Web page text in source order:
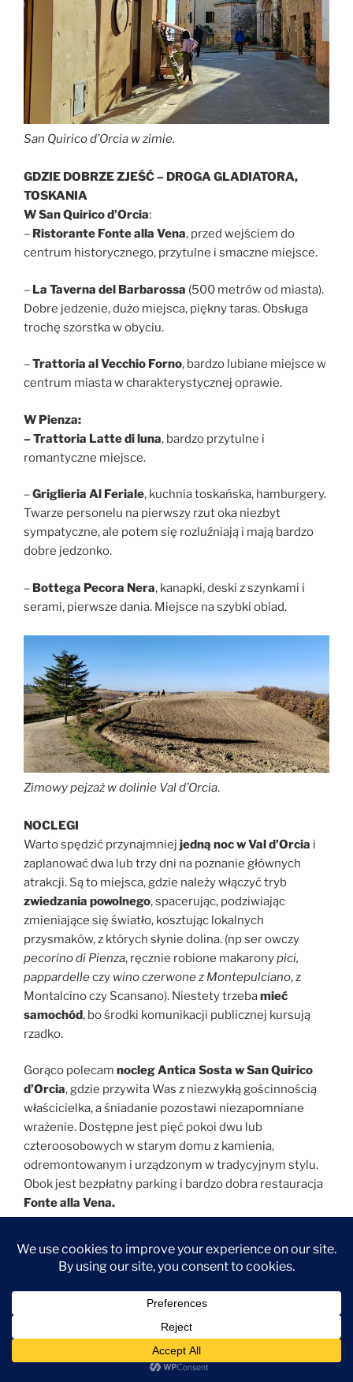
San Quirico d’Orcia w zimie.
GDZIE DOBRZE ZJEŚĆ – DROGA GLADIATORA,
TOSKANIA
W San Quirico d’Orcia:
– Ristorante Fonte alla Vena, przed wejściem do
centrum historycznego, przytulne i smaczne miejsce.
– La Taverna del Barbarossa (500 metrów od miasta).
Dobre jedzenie, dużo miejsca, piękny taras. Obsługa
trochę szorstka w obyciu.
–Trattoria al Vecchio Forno, bardzo lubiane miejsce w
centrum miasta w charakterystycznej oprawie.
W Pienza:
– Trattoria Latte di luna, bardzo przytulne i
romantyczne miejsce.
–Griglieria Al Feriale, kuchnia toskańska, hamburgery.
Twarze personelu na pierwszy rzut oka niezbyt
sympatyczne, ale potem się rozluźniają i mają bardzo
dobre jedzonko.
– Bottega Pecora Nera, kanapki, deski z szynkami i
serami, pierwsze dania. Miejsce na szybki obiad.
Zimowy pejzaż w dolinie Val d’Orcia.
NOCLEGI
Warto spędzić przynajmniej jedną noc w Val d’Orcia i
zaplanować dwa lub trzy dni na poznanie głównych
atrakcji. Są to miejsca, gdzie należy włączyć tryb
zwiedzania powolnego, spacerując, podziwiając
zmieniające się światło, kosztując lokalnych
przysmaków, z których słynie dolina. (np ser owczy
pecorino di Pienza, ręcznie robione makaronypici,
pappardelleczy wino czerwone z Montepulciano, z
Montalcino czy Scansano). Niestety trzebamieć
samochód, bo środki komunikacji publicznej kursują
rzadko.
Gorąco polecam nocleg Antica Sosta w San Quirico
d’Orcia, gdzie przywita Was z niezwykłą gościnnością
właścicielka, a śniadanie pozostawi niezapomniane
wrażenie. Dostępne jest pięć pokoi dwu lub
czteroosobowych w starym domu z kamienia,
odremontowanym i urządzonym w tradycyjnym stylu.
Obok jest bezpłatny parking i bardzo dobra restauracja
Fonte alla Vena.